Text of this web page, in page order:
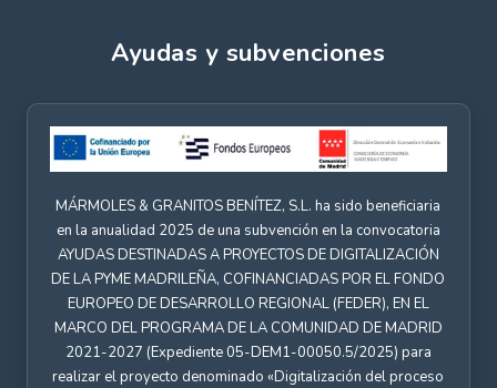
Ayudas y subvenciones
MÁRMOLES & GRANITOS BENÍTEZ, S.L. ha sido beneficiaria
en la anualidad 2025 de una subvención en la convocatoria
AYUDAS DESTINADAS A PROYECTOS DE DIGITALIZACIÓN
DE LA PYME MADRILEÑA, COFINANCIADAS POR EL FONDO
EUROPEO DE DESARROLLO REGIONAL (FEDER), EN EL
MARCO DEL PROGRAMA DE LA COMUNIDAD DE MADRID
2021-2027 (Expediente 05-DEM1-00050.5/2025) para
realizar el proyecto denominado «Digitalización del proceso